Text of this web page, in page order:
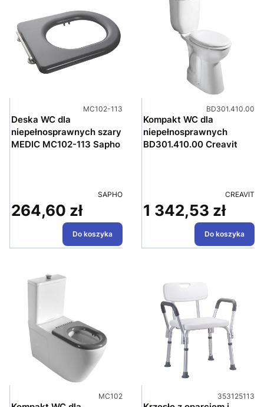
Kod produktu
MC102-113
Deska WC dla
niepełnosprawnych szary
MEDIC MC102-113 Sapho
PRODUCENT
SAPHO
Cena
264,60 zł
Do koszyka
Kod produktu
BD301.410.00
Kompakt WC dla
niepełnosprawnych
BD301.410.00 Creavit
CREAVIT
Cena
1 342,53 zł
Do koszyka
Kod produktu
MC102 Kod produktu
353125113